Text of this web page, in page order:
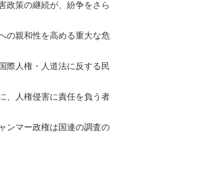
政策の継続が、紛争をさら
の親和性を高める重大な危
際人権・人道法に反する民
、人権侵害に責任を負う者
ンマー政権は国連の調査の